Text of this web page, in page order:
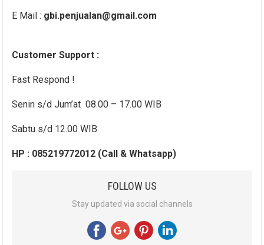
E Mail : gbi.penjualan@gmail.com
Customer Support :
Fast Respond !
Senin s/d Jum’at 08.00 – 17.00 WIB
Sabtu s/d 12.00 WIB
HP : 085219772012 (Call & Whatsapp)
FOLLOW US
Stay updated via social channels